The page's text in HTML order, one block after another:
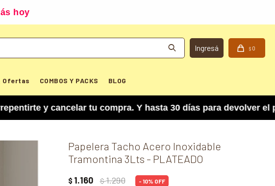
hoy
Ofertas COMBOS Y PACKS BLOG
$ 0
y cancelar tu compra. Y hasta 30 días para devolver el
Papelera Tacho Acero Inoxidable
Tramontina 3Lts - PLATEADO
$ 1.160 $1.290 10